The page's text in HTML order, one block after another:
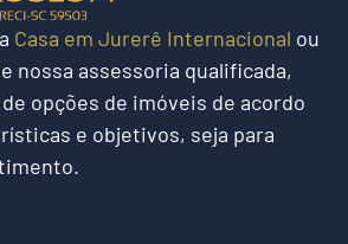
Casa em Jurerê Internacional ou
nossa assessoria qualificada,
opções de imóveis de acordo
e objetivos, seja para